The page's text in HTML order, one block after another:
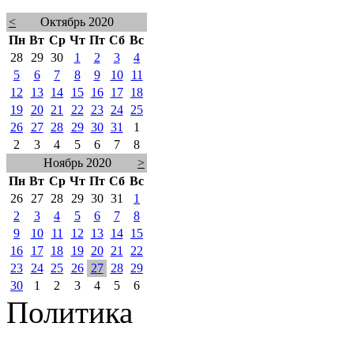
<
Октябрь 2020
Пн Вт Ср Чт Пт Сб Вс
28
29 30 1 2 3
4
5
6 7 8 9 10
11
12
13 14 15 16 17
18
19
20 21 22 23 24
25
26
27 28 29 30 31
1
2
3 4 5 6 7
8
Ноябрь 2020
>
Пн Вт Ср Чт Пт Сб Вс
26
27 28 29 30 31
1
2
3 4 5 6 7
8
9
10 11 12 13 14
15
16
17 18 19 20 21
22
23
24 25 26 27 28
29
30
1 2 3 4 5 6
Политика